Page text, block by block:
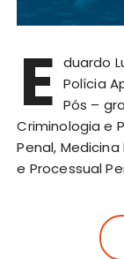
E duardo
Polícia
Pós –
Criminologia e
Penal,
e Processual